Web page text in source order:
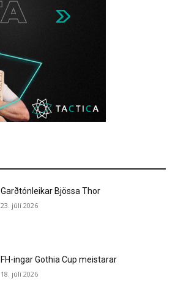
Garðtónleikar Bjössa Thor
23. júlí 2026
FH-ingar Gothia Cup meistarar
18. júlí 2026